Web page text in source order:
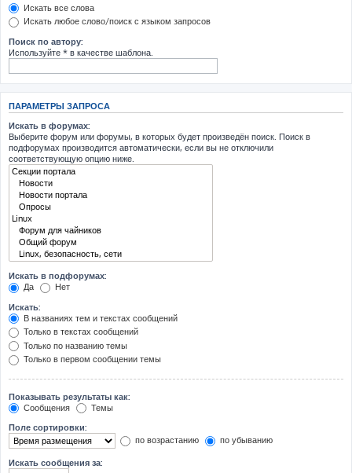
Искать все слова
Искать любое слово/поиск с языком запросов
Поиск по автору:
Используйте * в качестве шаблона.
ПАРАМЕТРЫ ЗАПРОСА
Искать в форумах:
Выберите форум или форумы, в которых будет произведён поиск. Поиск в
подфорумах производится автоматически, если вы не отключили
соответствующую опцию ниже.
Искать в подфорумах:
Да
Нет
Искать:
В названиях тем и текстах сообщений
Только в текстах сообщений
Только по названию темы
Только в первом сообщении темы
Показывать результаты как:
Сообщения
Темы
Поле сортировки:
по возрастанию
по убыванию
Искать сообщения за: